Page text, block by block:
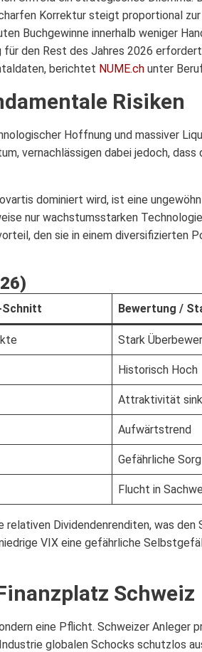
Korrektur steigt proportional
Buchgewinne innerhalb weniger
den Rest des Jahres 2026
berichtet NUME.ch unter
Risiken
Hoffnung und massiver
vernachlässigen dabei jedoch, dass
dominiert wird, ist eine
nur wachstumsstarken
den sie in einem diversifizierten
Schnitt Bewertung /
Stark
Historisch Hoch
Attraktivität
Aufwärtstrend
Gefährliche
Flucht in
relativen Dividendenrenditen, was den
VIX eine gefährliche
Schweiz
eine Pflicht. Schweizer Anleger
globalen Schocks schutzlos